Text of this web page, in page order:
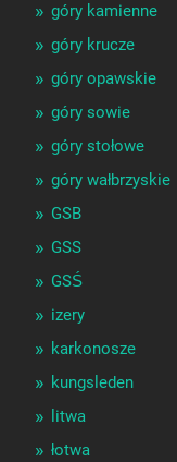
góry kamienne
góry krucze
góry opawskie
góry sowie
góry stołowe
góry wałbrzyskie
GSB
GSS
GSŚ
izery
karkonosze
kungsleden
litwa
łotwa